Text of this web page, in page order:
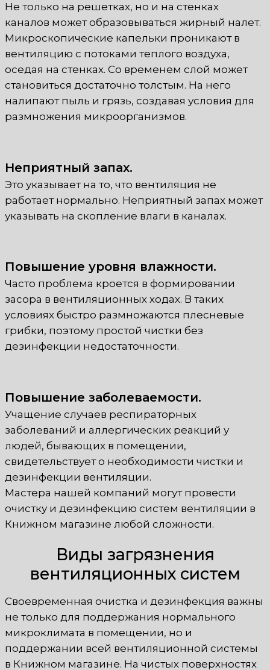
Не только на решетках, но и на стенках
каналов может образовываться жирный налет.
Микроскопические капельки проникают в
вентиляцию с потоками теплого воздуха,
оседая на стенках. Со временем слой может
становиться достаточно толстым. На него
налипают пыль и грязь, создавая условия для
размножения микроорганизмов.
Неприятный запах.
Это указывает на то, что вентиляция не
работает нормально. Неприятный запах может
указывать на скопление влаги в каналах.
Повышение уровня влажности.
Часто проблема кроется в формировании
засора в вентиляционных ходах. В таких
условиях быстро размножаются плесневые
грибки, поэтому простой чистки без
дезинфекции недостаточности.
Повышение заболеваемости.
Учащение случаев респираторных
заболеваний и аллергических реакций у
людей, бывающих в помещении,
свидетельствует о необходимости чистки и
дезинфекции вентиляции.
Мастера нашей компаний могут провести
очистку и дезинфекцию систем вентиляции в
Книжном магазине любой сложности.
Виды загрязнения
вентиляционных систем
Своевременная очистка и дезинфекция важны
не только для поддержания нормального
микроклимата в помещении, но и
поддержании всей вентиляционной системы
в Книжном магазине. На чистых поверхностях